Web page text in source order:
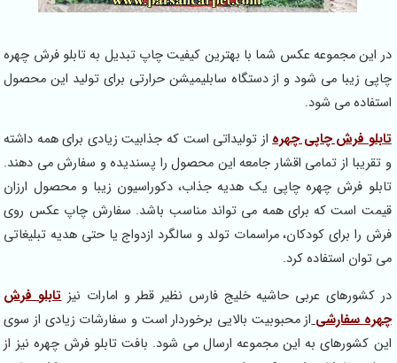
مجموعه عکس شما با بهترین کیفیت چاپ تبدیل به تابلو فرش چهره
زیبا می شود و از دستگاه سابلیمیشن حرارتی برای تولید این محصول
می شود.
فرش چاپی چهرهاز تولیداتی است که جذابیت زیادی برای همه داشته
از تمامی اقشار جامعه این محصول را پسندیده و سفارش می دهند.
فرش چهره چاپی یک هدیه جذاب، دکوراسیون زیبا و محصول ارزان
است که برای همه می تواند مناسب باشد. سفارش چاپ عکس روی
برای کودکان، مراسمات تولد و سالگرد ازدواج یا حتی هدیه تبلیغاتی
استفاده کرد.
عربی حاشیه خلیج فارس نظیر قطر و امارات نیزتابلو فرش
سفارشی از محبوبیت بالایی برخوردار است و سفارشات زیادی از سوی
به این مجموعه ارسال می شود. بافت تابلو فرش چهره نیز از